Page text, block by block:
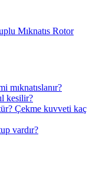
Mıknatıs Rotor
mıknatıslanır?
kesilir?
Çekme kuvveti kaç
vardır?